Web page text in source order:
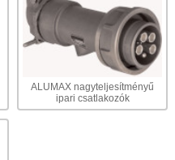
ALUMAX nagyteljesítményű
ipari csatlakozók